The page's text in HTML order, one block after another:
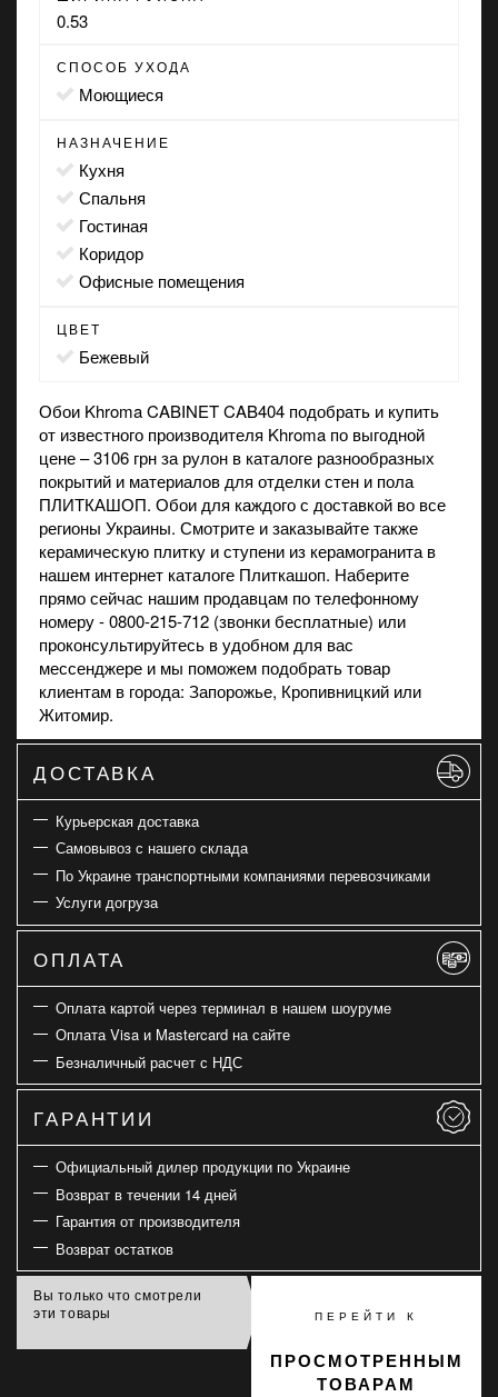
0.53
СПОСОБ УХОДА
моющиеся
НАЗНАЧЕНИЕ
кухня
спальня
гостиная
коридор
офисные помещения
ЦВЕТ
бежевый
Обои Khroma CABINET CAB404 подобрать и купить
от известного производителя Khroma по выгодной
цене – 3106 грн за рулон в каталоге разнообразных
покрытий и материалов для отделки стен и пола
ПЛИТКАШОП. Обои для каждого с доставкой во все
регионы Украины. Смотрите и заказывайте также
керамическую плитку иступени из керамогранита в
нашем интернет каталоге Плиткашоп. Наберите
прямо сейчас нашим продавцам по телефонному
номеру - 0800-215-712 (звонки бесплатные) или
проконсультируйтесь в удобном для вас
мессенджере и мы поможем подобрать товар
клиентам в города: Запорожье, Кропивницкий или
Житомир.
ДОСТАВКА
Курьерская доставка
Самовывоз с нашего склада
По Украине транспортными компаниями перевозчиками
Услуги догруза
ОПЛАТА
Оплата картой через терминал в нашем шоуруме
Оплата Visa и Mastercard на сайте
Безналичный расчет с НДС
ГАРАНТИИ
Официальный дилер продукции по Украине
Возврат в течении 14 дней
Гарантия от производителя
Возврат остатков
Вы только что смотрели
эти товары
ПЕРЕЙТИ К
ПРОСМОТРЕННЫМ
ТОВАРАМ